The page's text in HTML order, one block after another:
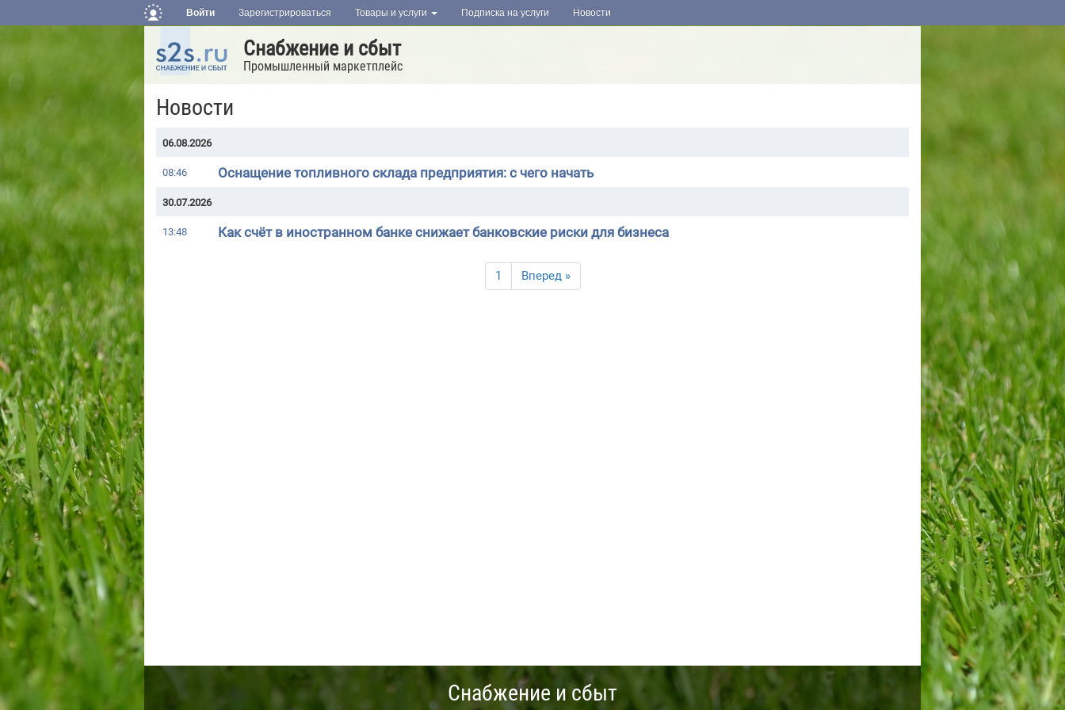
Войти Зарегистрироваться Товары и услуги Подписка на услуги Новости
Снабжение и сбыт
Промышленный маркетплейс
Новости
06.08.2026
08:46 Оснащение топливного склада предприятия: с чего начать
30.07.2026
13:48 Как счёт в иностранном банке снижает банковские риски для бизнеса
1 Вперед »
Снабжение и сбыт